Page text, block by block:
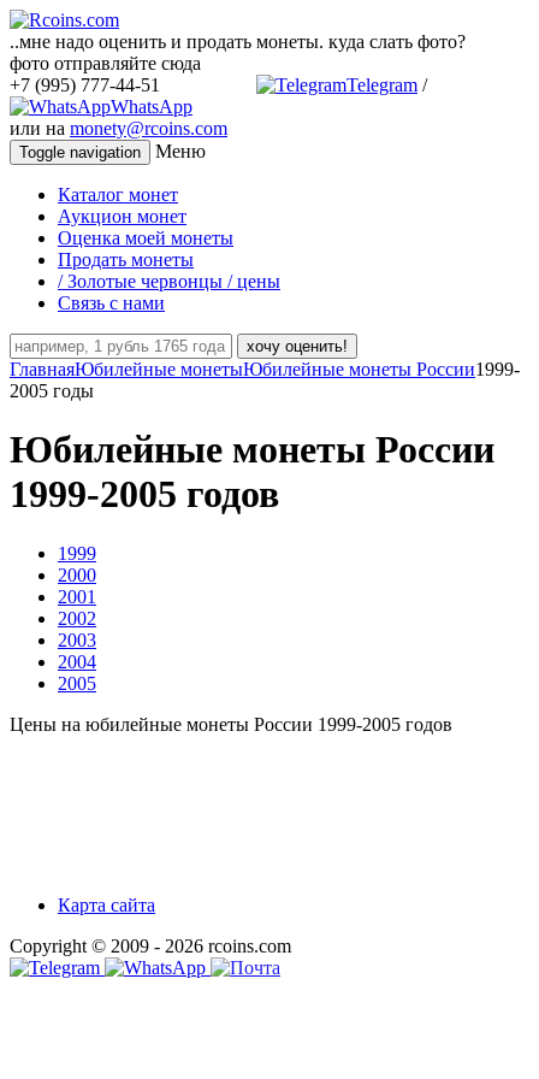
..мне надо оценить и продать монеты. куда слать фото?
фото отправляйте сюда
+7 (995) 777-44-51
Telegram /
WhatsApp
или на monety@rcoins.com
Toggle navigation Меню
Каталог монет
Аукцион монет
Оценка моей монеты
Продать монеты
/ Золотые червонцы / цены
Связь с нами
хочу оценить!
ГлавнаяЮбилейные монетыЮбилейные монеты России1999-
2005 годы
Юбилейные монеты России
1999-2005 годов
1999
2000
2001
2002
2003
2004
2005
Цены на юбилейные монеты России 1999-2005 годов
Карта сайта
Copyright © 2009 - 2026 rcoins.com